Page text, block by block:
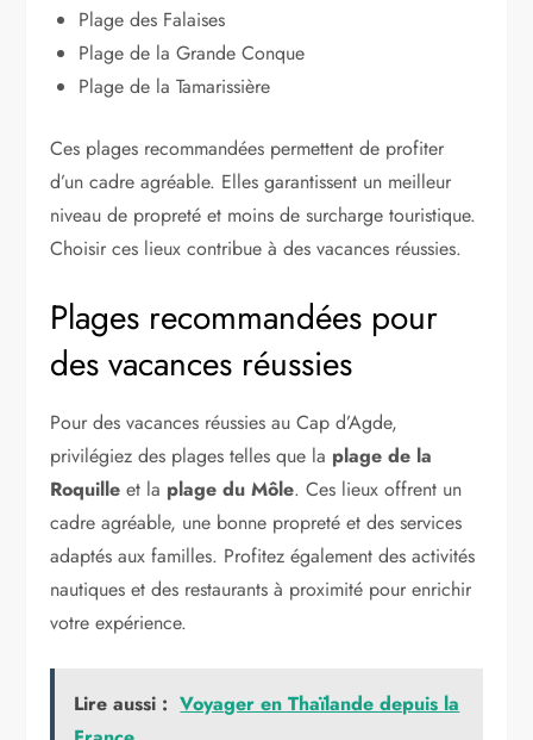
Plage des Falaises
Plage de la Grande Conque
Plage de la Tamarissière
Ces plages recommandées permettent de profiter
d’un cadre agréable. Elles garantissent un meilleur
niveau de propreté et moins de surcharge touristique.
Choisir ces lieux contribue à des vacances réussies.
Plages recommandées pour
des vacances réussies
Pour des vacances réussies au Cap d’Agde,
privilégiez des plages telles que la plage de la
Roquille et la plage du Môle. Ces lieux offrent un
cadre agréable, une bonne propreté et des services
adaptés aux familles. Profitez également des activités
nautiques et des restaurants à proximité pour enrichir
votre expérience.
Lire aussi : Voyager en Thaïlande depuis la